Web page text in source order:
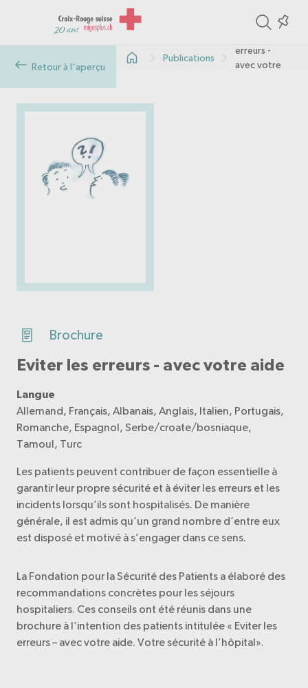
Retour à l'aperçu
Publications
erreurs -
avec votre
Brochure
Eviter les erreurs - avec votre aide
Langue
Allemand, Français, Albanais, Anglais, Italien, Portugais,
Romanche, Espagnol, Serbe/croate/bosniaque,
Tamoul, Turc
Les patients peuvent contribuer de façon essentielle à
garantir leur propre sécurité et à éviter les erreurs et les
incidents lorsqu’ils sont hospitalisés. De manière
générale, il est admis qu’un grand nombre d’entre eux
est disposé et motivé à s’engager dans ce sens.
La Fondation pour la Sécurité des Patients a élaboré des
recommandations concrètes pour les séjours
hospitaliers. Ces conseils ont été réunis dans une
brochure à l’intention des patients intitulée « Eviter les
erreurs – avec votre aide. Votre sécurité à l’hôpital».